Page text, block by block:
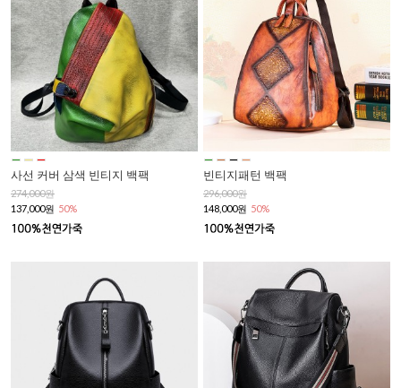
사선 커버 삼색 빈티지 백팩
274,000원
137,000원 50%
빈티지패턴 백팩
296,000원
148,000원 50%